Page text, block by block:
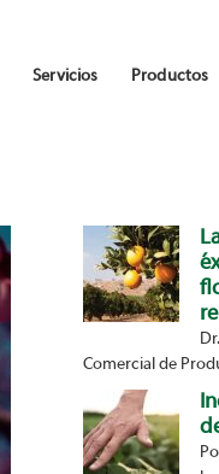
Servicios Productos
Comercial de